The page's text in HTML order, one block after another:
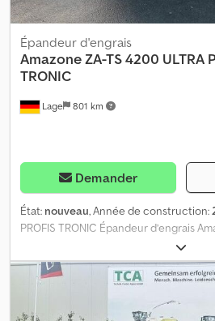
Lage 801 km
Épandeur d'engrais
AmazoneZA-TS 4200 ULTRA
TRONIC
Demander
État: nouveau, Année de construction:
PROFIS TRONIC Épandeur d’engrais
Profis Tronic en configuration de série
Composants intégrés de la base ZA
Tronic avec système d’alimentation
ArgusTwin/WindControl Autocollants
cardan Bondioli-Pavesi avec